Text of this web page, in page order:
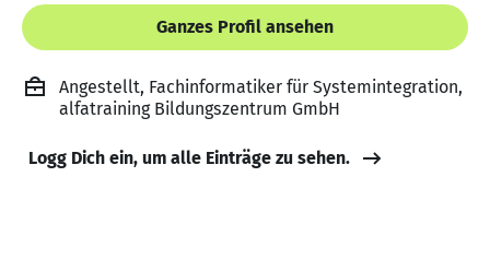
Ganzes Profil ansehen
Angestellt, Fachinformatiker für Systemintegration,
alfatraining Bildungszentrum GmbH
Logg Dich ein, um alle Einträge zu sehen.